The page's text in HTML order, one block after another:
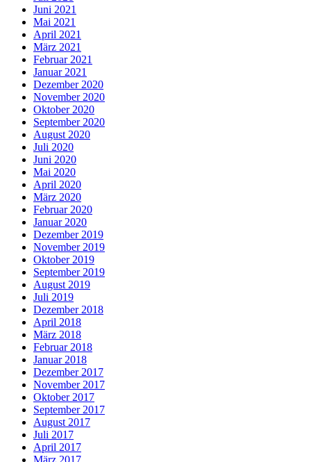
Juni 2021
Mai 2021
April 2021
März 2021
Februar 2021
Januar 2021
Dezember 2020
November 2020
Oktober 2020
September 2020
August 2020
Juli 2020
Juni 2020
Mai 2020
April 2020
März 2020
Februar 2020
Januar 2020
Dezember 2019
November 2019
Oktober 2019
September 2019
August 2019
Juli 2019
Dezember 2018
April 2018
März 2018
Februar 2018
Januar 2018
Dezember 2017
November 2017
Oktober 2017
September 2017
August 2017
Juli 2017
April 2017
März 2017